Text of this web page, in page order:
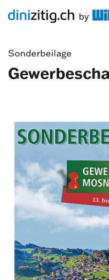
Sonderbeilage